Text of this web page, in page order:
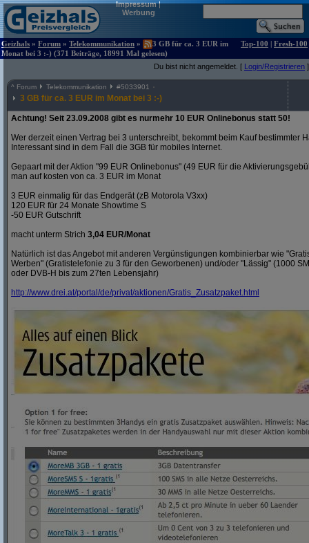
Impressum|
Werbung
Geizhals » Forum » Telekommunikation »
3 GB für ca. 3 EUR im
Monat bei 3 :-) (371 Beiträge, 18991 Mal gelesen)
Top-100 | Fresh-100
Du bist nicht angemeldet. [ Login/Registrieren ]
^ Forum Telekommunikation #5033901
3 GB für ca. 3 EUR im Monat bei 3 :-)
Achtung! Seit 23.09.2008 gibt es nurmehr 10 EUR Onlinebonus statt 50!
Wer derzeit einen Vertrag bei 3 unterschreibt, bekommt beim Kauf bestimmter
Interessant sind in dem Fall die 3GB für mobiles Internet.
Gepaart mit der Aktion "99 EUR Onlinebonus" (49 EUR für die
man auf kosten von ca. 3 EUR im Monat
3 EUR einmalig für das Endgerät (zB Motorola V3xx)
120 EUR für 24 Monate Showtime S
-50 EUR Gutschrift
macht unterm Strich 3,04 EUR/Monat
Natürlich ist das Angebot mit anderen Vergünstigungen kombinierbar wie
Werben" (Gratistelefonie zu 3 für den Geworbenen) und/oder "Lässig" (1000
oder DVB-H bis zum 27ten Lebensjahr)
http://www.drei.at/portal/de/privat/aktionen/Gratis_Zusatzpaket.html